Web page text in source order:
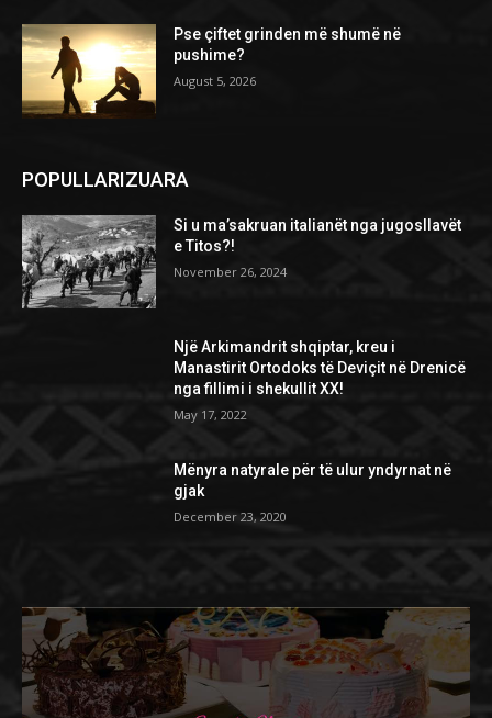
Pse çiftet grinden më shumë në
pushime?
August 5, 2026
POPULLARIZUARA
Si u ma’sakruan italianët nga jugosllavët
e Titos?!
November 26, 2024
Një Arkimandrit shqiptar, kreu i
Manastirit Ortodoks të Deviçit në Drenicë
nga fillimi i shekullit XX!
May 17, 2022
Mënyra natyrale për të ulur yndyrnat në
gjak
December 23, 2020